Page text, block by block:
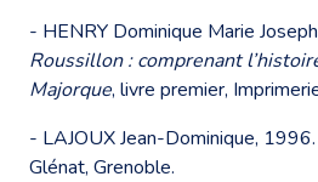
- HENRY Dominique Marie
Roussillon : comprenant
Majorque, livre premier,
- LAJOUX Jean-Dominique, 1996.
Glénat, Grenoble.